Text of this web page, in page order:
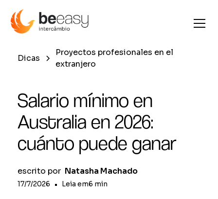
Dicas
Proyectos profesionales en el
extranjero
Salario mínimo en
Australia en 2026:
cuánto puede ganar
escrito por Natasha Machado
17/7/2026 • Leia em6 min